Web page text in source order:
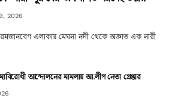
2026
এলাকায় মেঘনা নদী থেকে অজ্ঞাত এক নারী
আন্দোলনের মামলায় আ.লীগ নেতা গ্রেপ্তার